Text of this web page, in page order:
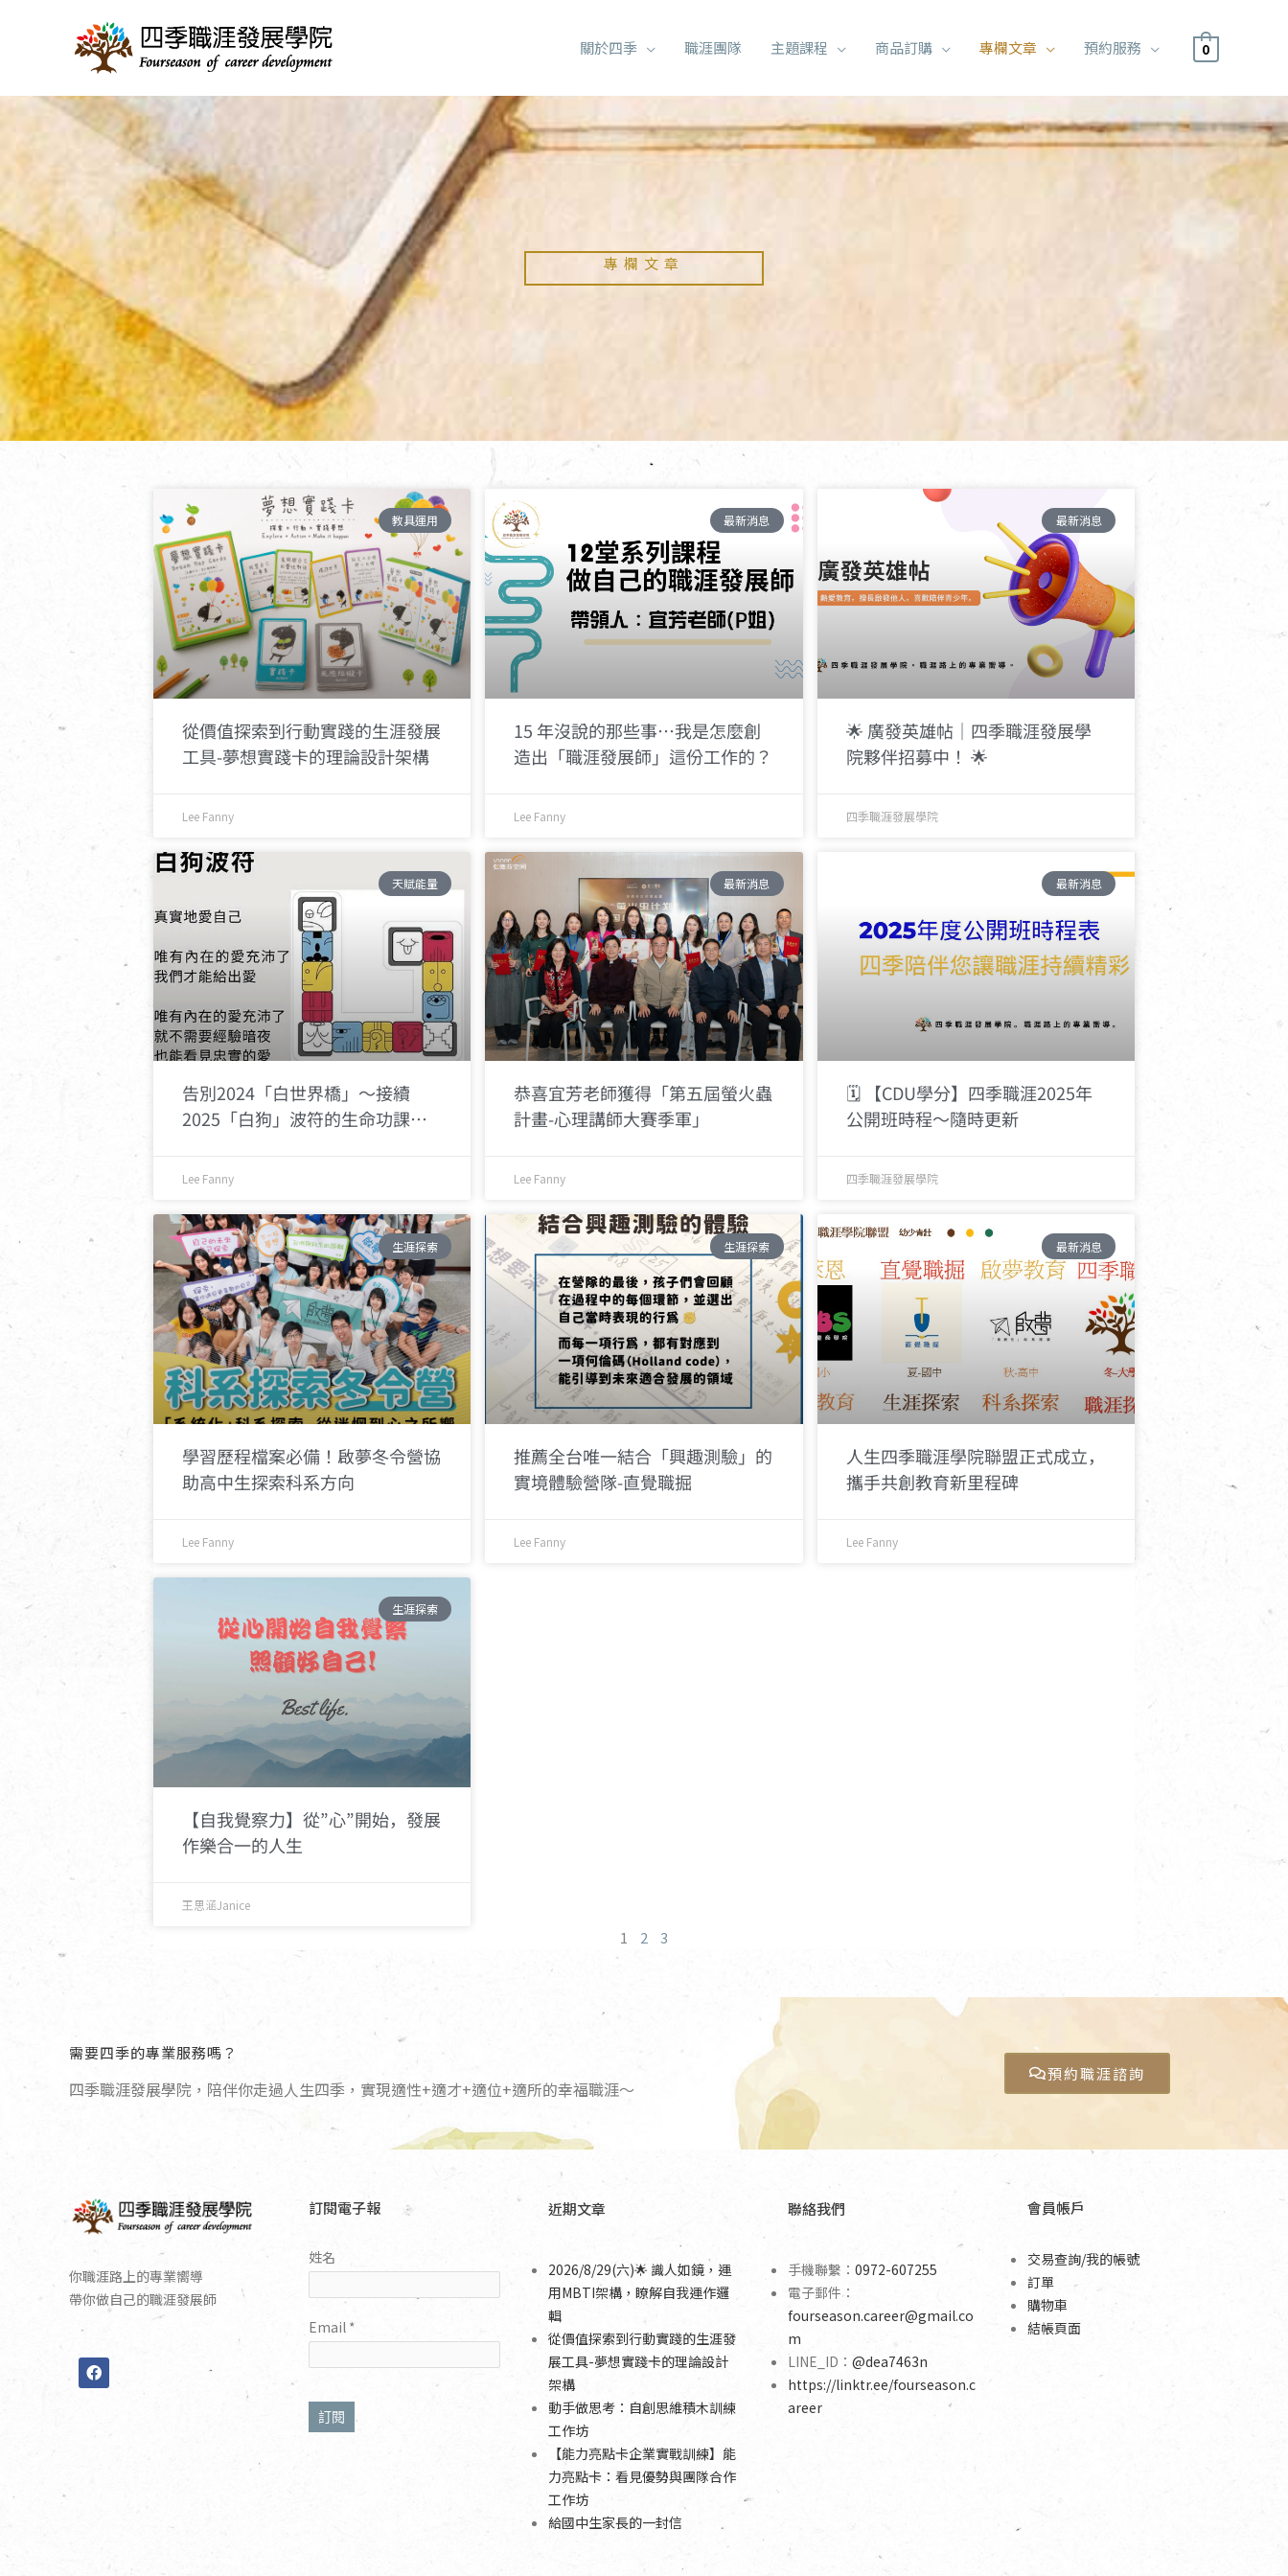
內
關於四季 職涯團隊 主題課程 商品訂購 專欄文章 預約服務 0
專欄文章
教具運用
從價值探索到行動實踐的生涯發展
工具-夢想實踐卡的理論設計架構
Lee Fanny
最新消息
15 年沒說的那些事…我是怎麼創
造出「職涯發展師」這份工作的？
Lee Fanny
最新消息
🌟 廣發英雄帖｜四季職涯發展學
院夥伴招募中！ 🌟
四季職涯發展學院
天賦能量
告別2024「白世界橋」～接續
2025「白狗」波符的生命功課…
Lee Fanny
最新消息
恭喜宜芳老師獲得「第五屆螢火蟲
計畫-心理講師大賽季軍」
Lee Fanny
最新消息
🗓️ 【CDU學分】四季職涯2025年
公開班時程～隨時更新
四季職涯發展學院
生涯探索
學習歷程檔案必備！啟夢冬令營協
助高中生探索科系方向
Lee Fanny
生涯探索
推薦全台唯一結合「興趣測驗」的
實境體驗營隊-直覺職掘
Lee Fanny
最新消息
人生四季職涯學院聯盟正式成立，
攜手共創教育新里程碑
Lee Fanny
生涯探索
【自我覺察力】從”心”開始，發展
作樂合一的人生
王思涵Janice
1 2 3
需要四季的專業服務嗎？
四季職涯發展學院，陪伴你走過人生四季，實現適性+適才+適位+適所的幸福職涯～
預約職涯諮詢
你職涯路上的專業嚮導
帶你做自己的職涯發展師
F
a
c
訂閱電子報
姓名
Email *
近期文章
2026/8/29(六)🌟 識人如鏡，運
用MBTI架構，瞭解自我運作邏
輯
從價值探索到行動實踐的生涯發
展工具-夢想實踐卡的理論設計
架構
動手做思考：自創思維積木訓練
工作坊
【能力亮點卡企業實戰訓練】能
力亮點卡：看見優勢與團隊合作
工作坊
給國中生家長的一封信
聯絡我們
手機聯繫： 0972-607255
電子郵件：
fourseason.career@gmail.co
m
LINE_ID： @dea7463n
https://linktr.ee/fourseason.c
areer
會員帳戶
交易查詢/我的帳號
訂單
購物車
結帳頁面